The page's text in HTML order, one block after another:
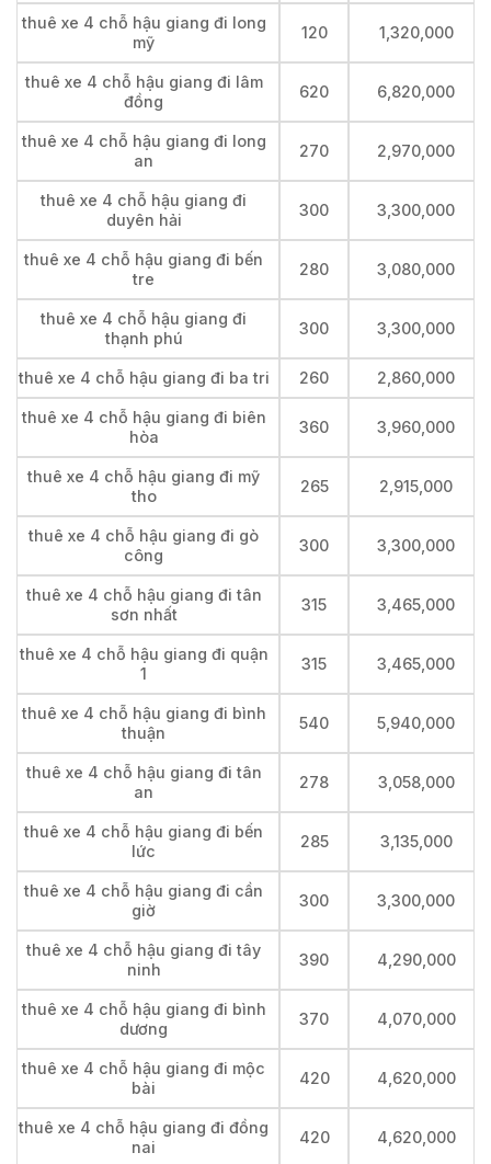
thuê xe 4 chỗ hậu giang đi long
mỹ
120 1,320,000
thuê xe 4 chỗ hậu giang đi lâm
đồng
620 6,820,000
thuê xe 4 chỗ hậu giang đi long
an
270 2,970,000
thuê xe 4 chỗ hậu giang đi
duyên hải
300 3,300,000
thuê xe 4 chỗ hậu giang đi bến
tre
280 3,080,000
thuê xe 4 chỗ hậu giang đi
thạnh phú
300 3,300,000
thuê xe 4 chỗ hậu giang đi ba tri 260 2,860,000
thuê xe 4 chỗ hậu giang đi biên
hòa
360 3,960,000
thuê xe 4 chỗ hậu giang đi mỹ
tho
265 2,915,000
thuê xe 4 chỗ hậu giang đi gò
công
300 3,300,000
thuê xe 4 chỗ hậu giang đi tân
sơn nhất
315 3,465,000
thuê xe 4 chỗ hậu giang đi quận
1
315 3,465,000
thuê xe 4 chỗ hậu giang đi bình
thuận
540 5,940,000
thuê xe 4 chỗ hậu giang đi tân
an
278 3,058,000
thuê xe 4 chỗ hậu giang đi bến
lức
285 3,135,000
thuê xe 4 chỗ hậu giang đi cần
giờ
300 3,300,000
thuê xe 4 chỗ hậu giang đi tây
ninh
390 4,290,000
thuê xe 4 chỗ hậu giang đi bình
dương
370 4,070,000
thuê xe 4 chỗ hậu giang đi mộc
bài
420 4,620,000
thuê xe 4 chỗ hậu giang đi đồng
nai
420 4,620,000